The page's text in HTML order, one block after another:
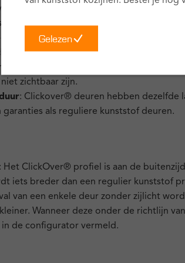
isoleren daarbij doorgaans nog net
kozijnen en deuren. Dat komt omdat
een extra isolatielaag creëert.
ClickOver® deuren worden
systeem, waarbij de scharnieren
zichtbaar zijn.
: Clickover® deuren hebben dezelfde
garanties als reguliere kunststof deuren.
: Het ClickOver® profiel is aan de
iets breder dan een regulier kunststof
van een enkele deur zonder zijlicht
Wanneer deze onder de richtlijn
de configurator vermeld.
Gelezen